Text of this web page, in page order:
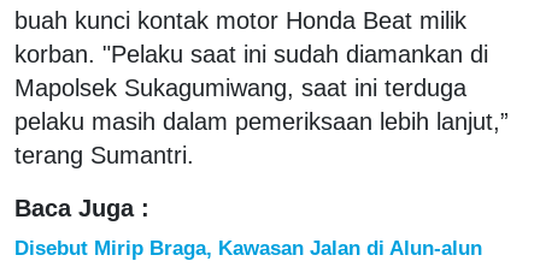
buah kunci kontak motor Honda Beat milik
korban. "Pelaku saat ini sudah diamankan di
Mapolsek Sukagumiwang, saat ini terduga
pelaku masih dalam pemeriksaan lebih lanjut,”
terang Sumantri.
Baca Juga :
Disebut Mirip Braga, Kawasan Jalan di Alun-alun